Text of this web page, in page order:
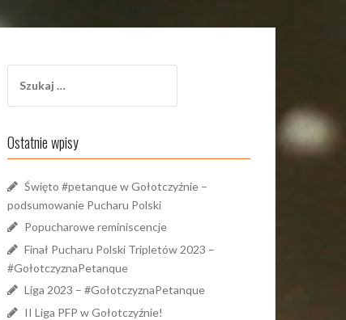
Ostatnie wpisy
Święto #petanque w Gołotczyźnie –
podsumowanie Pucharu Polski
Popucharowe reminiscencje
Finał Pucharu Polski Tripletów 2023 –
#GołotczyznaPetanque
Liga 2023 – #GołotczyznaPetanque
II Liga PFP w Gołotczyźnie!